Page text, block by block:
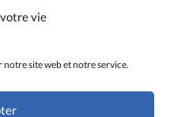
vie
site web et notre service.